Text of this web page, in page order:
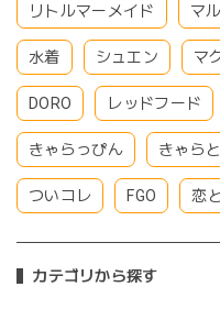
リトルマーメイド マ
水着 シュエン マ
DORO レッドフード
きゃらっぴん きゃら
ついコレ FGO 恋
カテゴリから探す